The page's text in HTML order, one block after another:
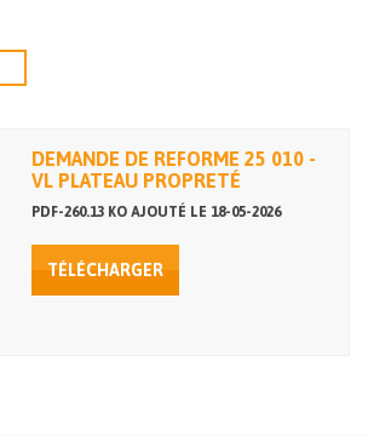
DEMANDE DE REFORME 25 010 -
VL PLATEAU PROPRETÉ
PDF-260.13 KO AJOUTÉ LE 18-05-2026
TÉLÉCHARGER